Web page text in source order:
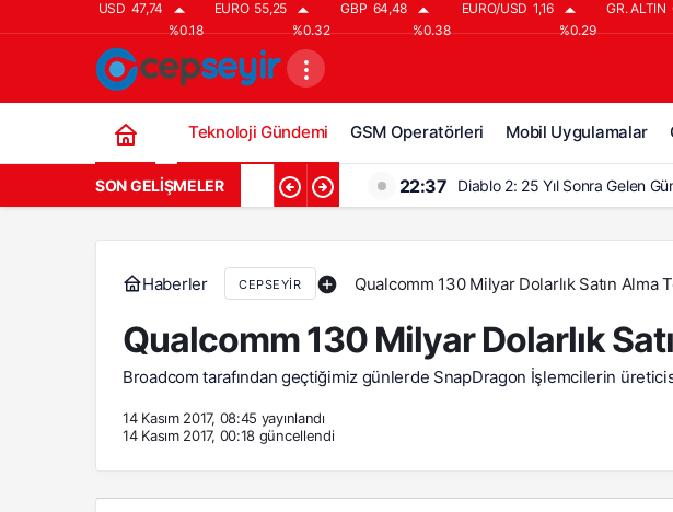
USD 47,74
%0.18
EURO 55,25
%0.32
GBP 64,48
%0.38
EURO/USD 1,16
%0.29
GR. ALTIN
Teknoloji Gündemi
GSM Operatörleri Mobil Uygulamalar
SON GELIŞMELER 22:37 Diablo 2: 25 Yıl Sonra Gelen
20:37 Diablo 2: Reign of the Warlock,
18:37
Haberler CEPSEYIR Qualcomm 130 Milyar Dolarlık Satın Alma
Qualcomm 130 Milyar Dolarlık
Broadcom tarafından geçtiğimiz günlerde SnapDragon İşlemcilerin
14 Kasım 2017, 08:45 yayınlandı
14 Kasım 2017, 00:18 güncellendi